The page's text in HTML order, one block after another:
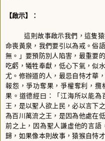
【啟示】：
這則故事啟示我們，這隻
命喪黃泉，我們要引以為戒。俗
無。」要預防別人陷害，最重要
吃虧，犧牲奉獻，低心下氣，似
尤。修辦道的人，最忌自恃才華
報怨，爭功奪果，爭權奪利，
果。道德經曰：「江海所以能
王，是以聖人欲上民，必以言下
為百川萬流之王，是因為他處在
前之上，因為聖人謙虛他的言
歸，如果像本則故事，猿猴自恃